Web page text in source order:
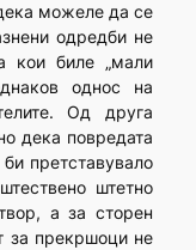
можеле да се
одредби не
кои биле „мали
однос на
Од друга
дека повредата
претставувало
штетно
а за сторен
за прекршоци не